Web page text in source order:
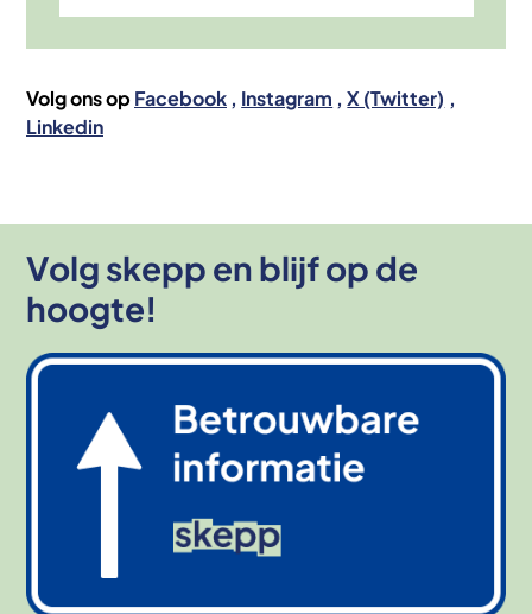
Volg ons op Facebook Instagram
X (Twitter)
Linkedin
Volg skepp en blijf op de
hoogte!
Afbeelding